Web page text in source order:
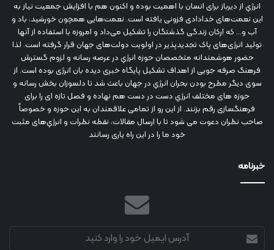
انرژي‌ از دیرباز برای انسان با اهمیت بوده و اکنون هم با افزایش جمعیت نیاز به
این نعمت‌های خدادادی فزونی یافته است. نعمت‌هایی همچون خورشید، باد و
آب و... که ارکان زندگی گذشتگان را تشکیل می‌داد و امروزه با استفاده از آنها
تولید انرژی‌های پاک تجدیدپذیر در اولویت دولت‌های جهان قرار گرفته است. لذا
حضور هوشمندانه متخصصان حوزه انرژي در عرصه رسانه و لزوم گسترش
فرهنگ صرفه جویی از اهداف تشکیل پایگاه خبری دیده بان انرژی بوده است. از
سوی دیگر مطرح بودن بحران انرژي در جهان باعث شد تا دلسوزان بخش رسانه و
حوزه های مختلف انرژي دست در دست هم نهاده و فصل تازه ای را برای
فرهنگسازی رقم بزنند. از این رو از تمامی علاقمندان به این حوزه و خصوصاً
صاحب نظران دعوت می شود تا با ارسال مقالات، نقطه نظرات و انرژي‌های مثبت
خود ما را در این راه یاری رسانند
خبرنامه
آدرس
ایمیل